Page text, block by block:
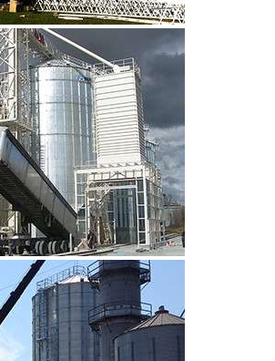
POUR AGRANDIR
POUR AGRANDIR